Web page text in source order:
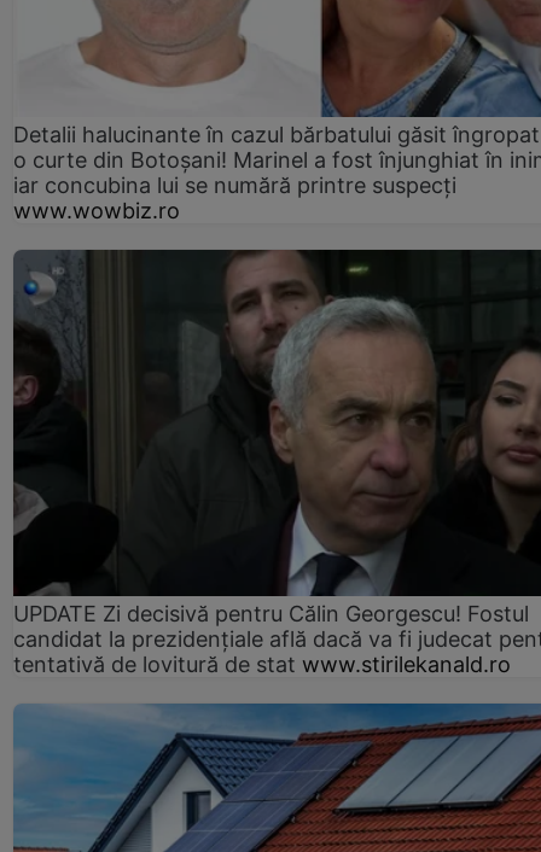
Detalii halucinante în cazul bărbatului găsit
o curte din Botoșani! Marinel a fost înjunghiat în
iar concubina lui se numără printre suspecți
www.wowbiz.ro
UPDATE Zi decisivă pentru Călin Georgescu! Fostul
candidat la prezidențiale află dacă va fi judecat
tentativă de lovitură de stat www.stirilekanald.ro